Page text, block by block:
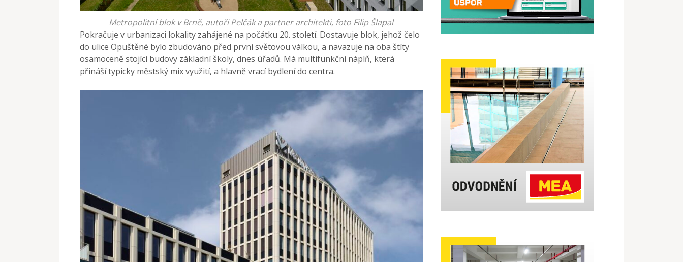
Metropolitní blok v Brně, autoři Pelčák a partner architekti, foto Filip Šlapal
Pokračuje v urbanizaci lokality zahájené na počátku 20. století. Dostavuje blok, jehož čelo
do ulice Opuštěné bylo zbudováno před první světovou válkou, a navazuje na oba štíty
osamoceně stojící budovy základní školy, dnes úřadů. Má multifunkční náplň, která
přináší typicky městský mix využití, a hlavně vrací bydlení do centra.